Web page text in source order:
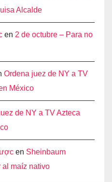
Alcalde
en 2 de octubre – Para no
Ordena juez de NY a TV
México
de NY a TV Azteca
en Sheinbaum
maíz nativo